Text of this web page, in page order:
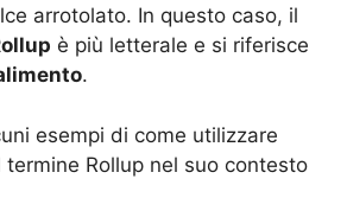
arrotolato. In questo caso, il
è più letterale e si riferisce
.
esempi di come utilizzare
Rollup nel suo contesto